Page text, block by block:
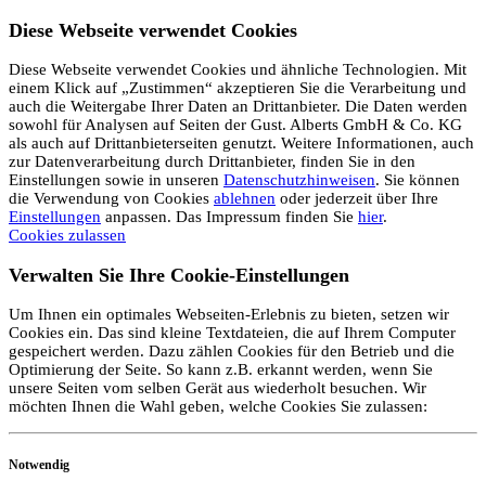
Diese Webseite verwendet Cookies
Diese Webseite verwendet Cookies und ähnliche Technologien. Mit
einem Klick auf „Zustimmen“ akzeptieren Sie die Verarbeitung und
auch die Weitergabe Ihrer Daten an Drittanbieter. Die Daten werden
sowohl für Analysen auf Seiten der Gust. Alberts GmbH & Co. KG
als auch auf Drittanbieterseiten genutzt. Weitere Informationen, auch
zur Datenverarbeitung durch Drittanbieter, finden Sie in den
Einstellungen sowie in unseren Datenschutzhinweisen. Sie können
die Verwendung von Cookies ablehnen oder jederzeit über Ihre
Einstellungen anpassen. Das Impressum finden Sie hier.
Cookies zulassen
Verwalten Sie Ihre Cookie-Einstellungen
Um Ihnen ein optimales Webseiten-Erlebnis zu bieten, setzen wir
Cookies ein. Das sind kleine Textdateien, die auf Ihrem Computer
gespeichert werden. Dazu zählen Cookies für den Betrieb und die
Optimierung der Seite. So kann z.B. erkannt werden, wenn Sie
unsere Seiten vom selben Gerät aus wiederholt besuchen. Wir
möchten Ihnen die Wahl geben, welche Cookies Sie zulassen:
Notwendig